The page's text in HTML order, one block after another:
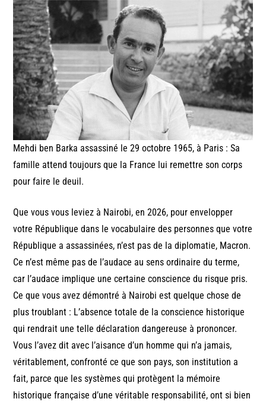
Mehdi ben Barka assassiné le 29 octobre 1965, à Paris : Sa
famille attend toujours que la France lui remettre son corps
pour faire le deuil.
Que vous vous leviez à Nairobi, en 2026, pour envelopper
votre République dans le vocabulaire des personnes que votre
République a assassinées, n’est pas de la diplomatie, Macron.
Ce n’est même pas de l’audace au sens ordinaire du terme,
car l’audace implique une certaine conscience du risque pris.
Ce que vous avez démontré à Nairobi est quelque chose de
plus troublant : L’absence totale de la conscience historique
qui rendrait une telle déclaration dangereuse à prononcer.
Vous l’avez dit avec l’aisance d’un homme qui n’a jamais,
véritablement, confronté ce que son pays, son institution a
fait, parce que les systèmes qui protègent la mémoire
historique française d’une véritable responsabilité, ont si bien